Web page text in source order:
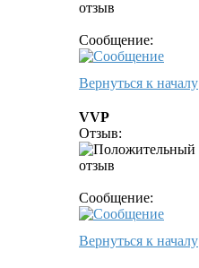
Сообщение:
Вернуться к началу
VVP
Отзыв:
Сообщение:
Вернуться к началу